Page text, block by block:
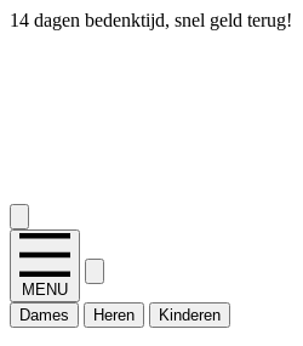
14 dagen bedenktijd, snel geld terug!
MENU
Dames
Heren Kinderen